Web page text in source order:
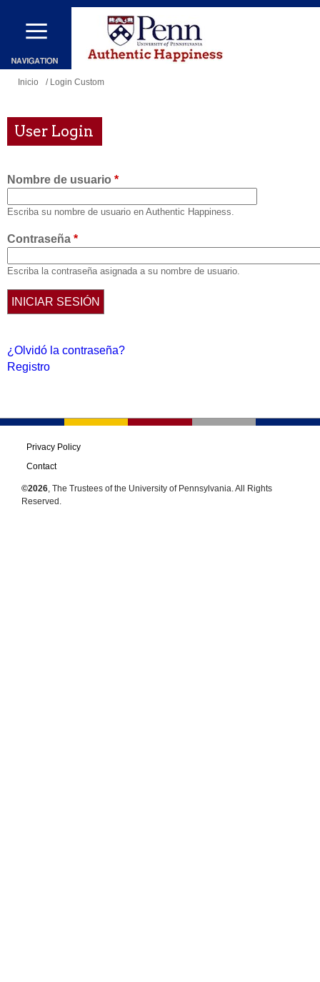
Pasar
contenido
principal
Se
usted
aquí
Inicio / Login Custom
User Login
Nombre de usuario *
Escriba su nombre de usuario en Authentic Happiness.
Contraseña *
Escriba la contraseña asignada a su nombre de usuario.
¿Olvidó la contraseña?
Registro
Privacy Policy
Contact
©2026, The Trustees of the University of Pennsylvania. All Rights
Reserved.